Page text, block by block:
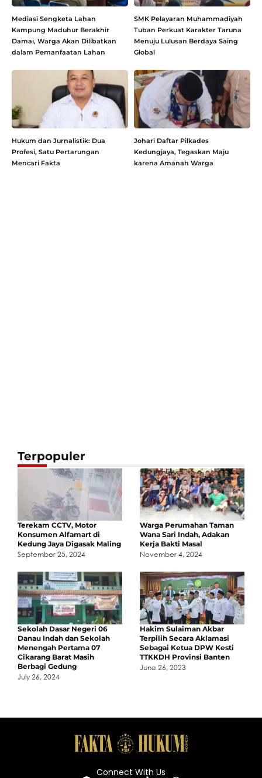
Mediasi Sengketa Lahan
Kampung Maduhur Berakhir
Damai, Warga Akan Dilibatkan
dalam Pemanfaatan Lahan
SMK Pelayaran Muhammadiyah
Tuban Perkuat Karakter Taruna
Menuju Lulusan Berdaya Saing
Global
Hukum dan Jurnalistik: Dua
Profesi, Satu Pertarungan
Mencari Fakta
Johari Daftar Pilkades
Kedungjaya, Tegaskan Maju
karena Amanah Warga
Terpopuler
Terekam CCTV, Motor
Konsumen Alfamart di
Kedung Jaya Digasak Maling
September 25, 2024
Warga Perumahan Taman
Wana Sari Indah, Adakan
Kerja Bakti Masal
November 4, 2024
Sekolah Dasar Negeri 06
Danau Indah dan Sekolah
Menengah Pertama 07
Cikarang Barat Masih
Berbagi Gedung
July 26, 2024
Hakim Sulaiman Akbar
Terpilih Secara Aklamasi
Sebagai Ketua DPW Kesti
TTKKDH Provinsi Banten
June 26, 2023
Connect With Us